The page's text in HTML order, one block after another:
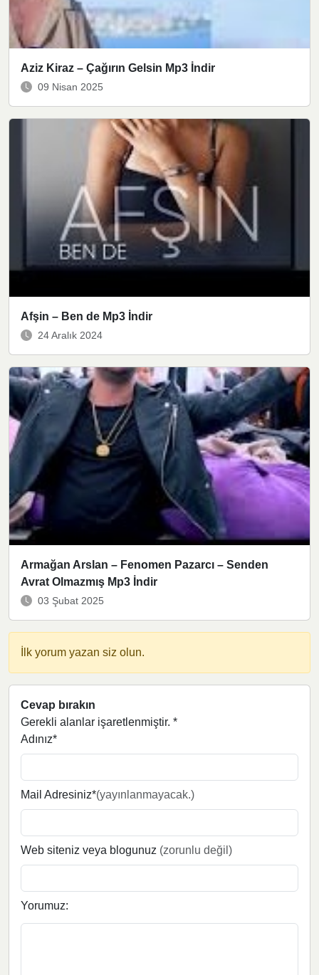
Aziz Kiraz – Çağırın Gelsin Mp3 İndir
09 Nisan 2025
Afşin – Ben de Mp3 İndir
24 Aralık 2024
Armağan Arslan – Fenomen Pazarcı – Senden
Avrat Olmazmış Mp3 İndir
03 Şubat 2025
İlk yorum yazan siz olun.
Cevap bırakın
Gerekli alanlar işaretlenmiştir. *
Adınız*
Mail Adresiniz*(yayınlanmayacak.)
Web siteniz veya blogunuz (zorunlu değil)
Yorumuz: